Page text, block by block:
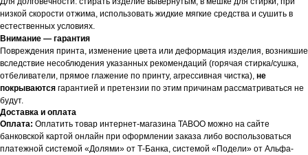
низкой скорости отжима, использовать жидкие мягкие средства и сушить в
естественных условиях.
Внимание — гарантия
Повреждения принта, изменение цвета или деформация изделия, возникшие
вследствие несоблюдения указанных рекомендаций (горячая стирка/сушка,
отбеливатели, прямое глажение по принту, агрессивная чистка), не
покрываются гарантией и претензии по этим причинам рассматриваться не
будут.
Доставка и оплата
Оплата: Оплатить товар интернет-магазина TABOO можно на сайте
банковской картой онлайн при оформлении заказа либо воспользоваться
платежной системой «Долями» от Т-Банка, системой «Подели» от Альфа-